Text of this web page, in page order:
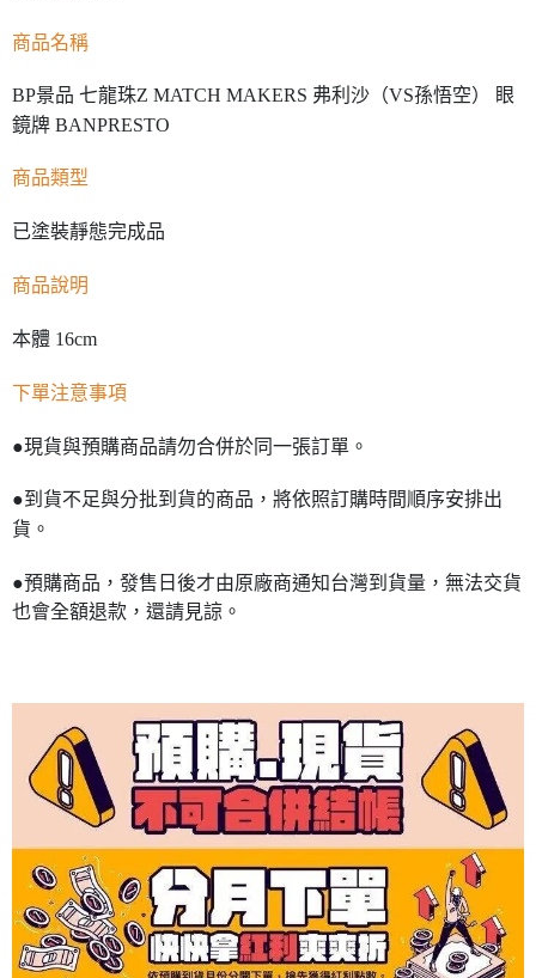
商品名稱
BP景品 七龍珠Z MATCH MAKERS 弗利沙（VS孫悟空） 眼
鏡牌 BANPRESTO
商品類型
已塗裝靜態完成品
商品說明
本體 16cm
下單注意事項
●現貨與預購商品請勿合併於同一張訂單。
●到貨不足與分批到貨的商品，將依照訂購時間順序安排出
貨。
●預購商品，發售日後才由原廠商通知台灣到貨量，無法交貨
也會全額退款，還請見諒。